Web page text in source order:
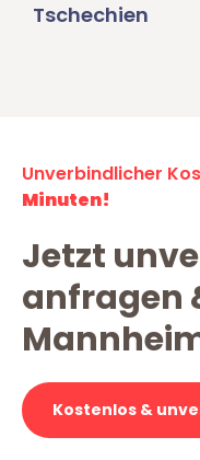
Tschechien
Unverbindlicher
Minuten!
Jetzt
anfragen
Kostenlos &